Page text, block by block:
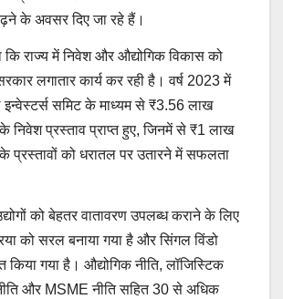
के अवसर दिए जा रहे हैं।
कि राज्य में निवेश और औद्योगिक विकास को
लगातार कार्य कर रही है। वर्ष 2023 में
समिट के माध्यम से ₹3.56 लाख
प्रस्ताव प्राप्त हुए, जिनमें से ₹1 लाख
प्रस्तावों को धरातल पर उतारने में सफलता
को बेहतर वातावरण उपलब्ध कराने के लिए
को सरल बनाया गया है और सिंगल विंडो
गया है। औद्योगिक नीति, लॉजिस्टिक
नीति और MSME नीति सहित 30 से अधिक